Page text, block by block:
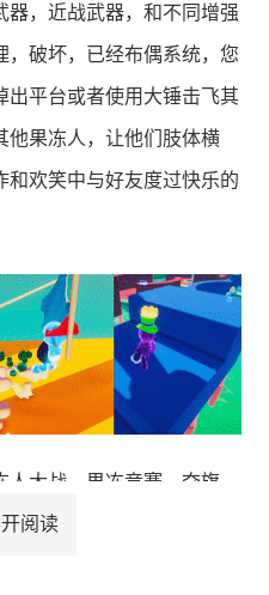
器，近战武器，和不同增强
，破坏，已经布偶系统，您
出平台或者使用大锤击飞其
他果冻人，让他们肢体横
和欢笑中与好友度过快乐的
大战，果冻竞赛，夺旗，
阅读